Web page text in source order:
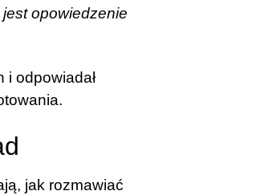
opowiedzenie
i odpowiadał
jak rozmawiać